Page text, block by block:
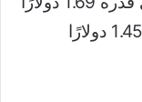
أمريكيًا، مع متوسط ​​قيمة تداول تبلغ 1.45 دولارًا